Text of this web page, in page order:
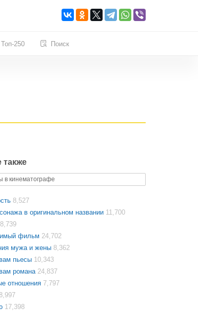
Топ-250 Поиск
также
в кинематографе
8,527
в оригинальном названии 11,700
8,739
фильм 24,702
мужа и жены 8,362
пьесы 10,343
романа 24,837
отношения 7,797
17,398